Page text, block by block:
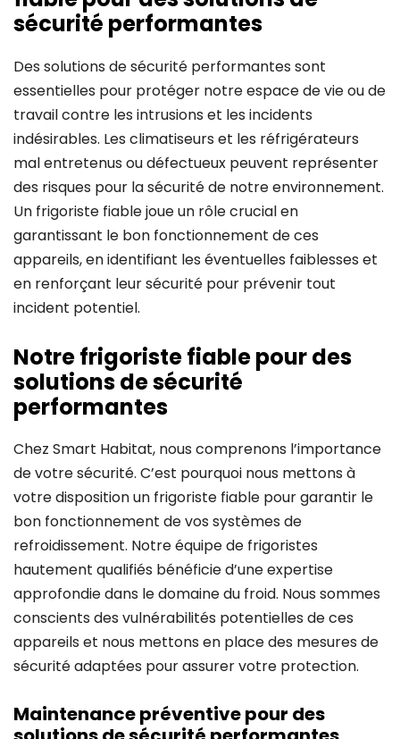
sécurité performantes
Des solutions de sécurité performantes sont
essentielles pour protéger notre espace de vie ou de
travail contre les intrusions et les incidents
indésirables. Les climatiseurs et les réfrigérateurs
mal entretenus ou défectueux peuvent représenter
des risques pour la sécurité de notre environnement.
Un frigoriste fiable joue un rôle crucial en
garantissant le bon fonctionnement de ces
appareils, en identifiant les éventuelles faiblesses et
en renforçant leur sécurité pour prévenir tout
incident potentiel.
Notre frigoriste fiable pour des
solutions de sécurité
performantes
Chez Smart Habitat, nous comprenons l’importance
de votre sécurité. C’est pourquoi nous mettons à
votre disposition un frigoriste fiable pour garantir le
bon fonctionnement de vos systèmes de
refroidissement. Notre équipe de frigoristes
hautement qualifiés bénéficie d’une expertise
approfondie dans le domaine du froid. Nous sommes
conscients des vulnérabilités potentielles de ces
appareils et nous mettons en place des mesures de
sécurité adaptées pour assurer votre protection.
Maintenance préventive pour des